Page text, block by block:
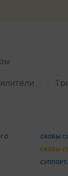
СКОБЫ
СКОБЫ